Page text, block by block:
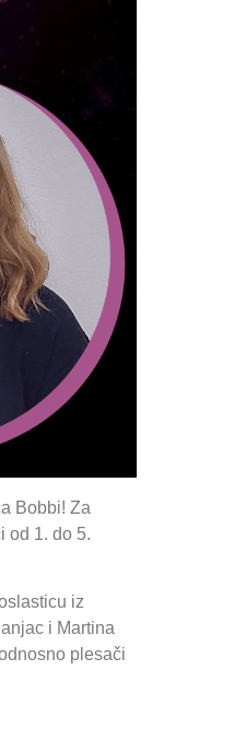
Bobbi! Za
od 1. do 5.
iz
i Martina
plesači